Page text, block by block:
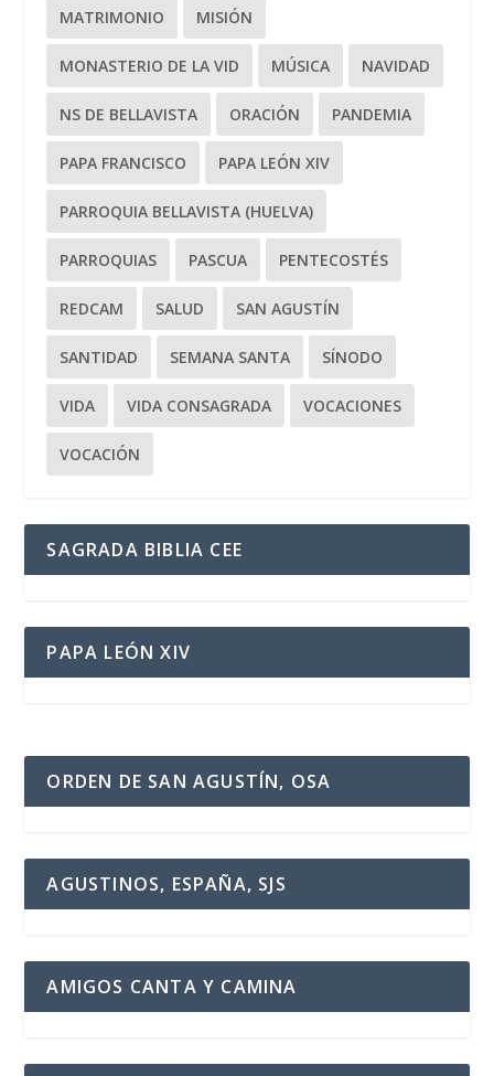
MATRIMONIO MISIÓN
MONASTERIO DE LA VID MÚSICA NAVIDAD
NS DE BELLAVISTA ORACIÓN PANDEMIA
PAPA FRANCISCO PAPA LEÓN XIV
PARROQUIA BELLAVISTA (HUELVA)
PARROQUIAS PASCUA PENTECOSTÉS
REDCAM SALUD SAN AGUSTÍN
SANTIDAD SEMANA SANTA SÍNODO
VIDA VIDA CONSAGRADA VOCACIONES
VOCACIÓN
SAGRADA BIBLIA CEE
PAPA LEÓN XIV
ORDEN DE SAN AGUSTÍN, OSA
AGUSTINOS, ESPAÑA, SJS
AMIGOS CANTA Y CAMINA